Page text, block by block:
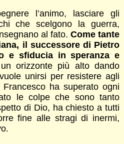
l’animo, lasciare gli
che scelgono la guerra,
al fato.Come tante
il successore di Pietro
e sfiducia in speranza e
orizzonte più alto dando
unirsi per resistere agli
ha superato ogni
le colpe che sono tanto
di Dio, ha chiesto a tutti
fine alle stragi di inermi,